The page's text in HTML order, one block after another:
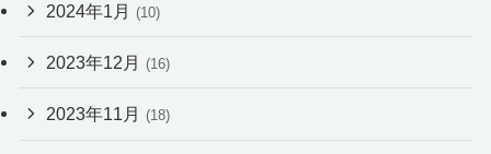
2024年1月 (10)
2023年12月 (16)
2023年11月 (18)